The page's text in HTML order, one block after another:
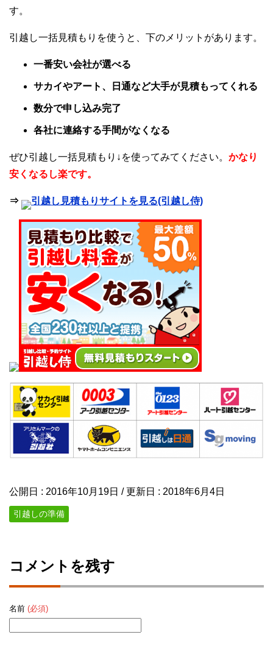
す。
引越し一括見積もりを使うと、下のメリットがあります。
一番安い会社が選べる
サカイやアート、日通など大手が見積もってくれる
数分で申し込み完了
各社に連絡する手間がなくなる
ぜひ引越し一括見積もり↓を使ってみてください。 かなり
安くなるし楽です。
⇒ 引越し見積もりサイトを見る(引越し侍)
公開日 : 2016年10月19日 / 更新日 : 2018年6月4日
引越しの準備
コメントを残す
名前 (必須)